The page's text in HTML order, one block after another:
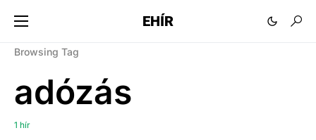
EHÍR
Browsing Tag
adózás
1 hír